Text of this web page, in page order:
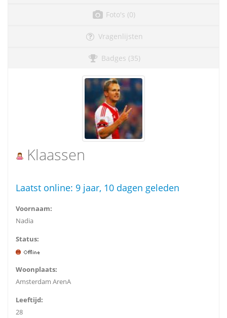
Foto's (0)
Vragenlijsten
Badges (35)
Klaassen
Laatst online: 9 jaar, 10 dagen geleden
Voornaam:
Nadia
Status:
Woonplaats:
Amsterdam ArenA
Leeftijd:
28